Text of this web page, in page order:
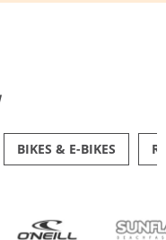
BIKES & E-BIKES